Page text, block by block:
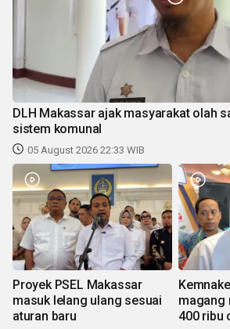
DLH Makassar ajak masyarakat olah
sistem komunal
05 August 2026 22:33 WIB
Proyek PSEL Makassar
masuk lelang ulang sesuai
aturan baru
magang
400 ribu